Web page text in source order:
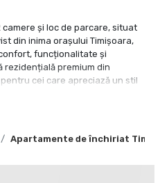
Apartamente de închiriat
și loc de parcare, situat
din inima orașului Timișoara,
funcționalitate și
premium din
cei care apreciază un stil